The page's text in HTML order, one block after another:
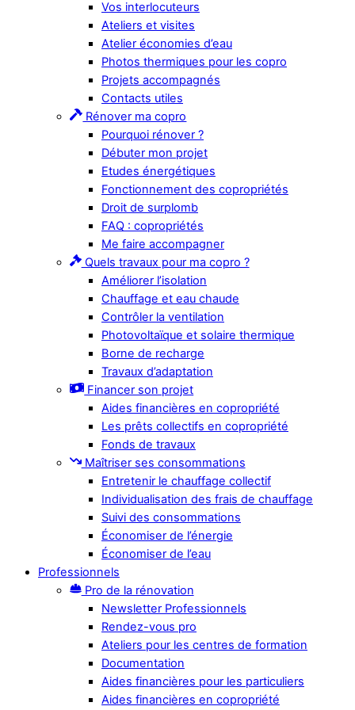
Vos interlocuteurs
Ateliers et visites
Atelier économies d’eau
Photos thermiques pour les copro
Projets accompagnés
Contacts utiles
Rénover ma copro
Pourquoi rénover ?
Débuter mon projet
Etudes énergétiques
Fonctionnement des copropriétés
Droit de surplomb
FAQ : copropriétés
Me faire accompagner
Quels travaux pour ma copro ?
Améliorer l’isolation
Chauffage et eau chaude
Contrôler la ventilation
Photovoltaïque et solaire thermique
Borne de recharge
Travaux d’adaptation
Financer son projet
Aides financières en copropriété
Les prêts collectifs en copropriété
Fonds de travaux
Maîtriser ses consommations
Entretenir le chauffage collectif
Individualisation des frais de chauffage
Suivi des consommations
Économiser de l’énergie
Économiser de l’eau
Professionnels
Pro de la rénovation
Newsletter Professionnels
Rendez-vous pro
Ateliers pour les centres de formation
Documentation
Aides financières pour les particuliers
Aides financières en copropriété